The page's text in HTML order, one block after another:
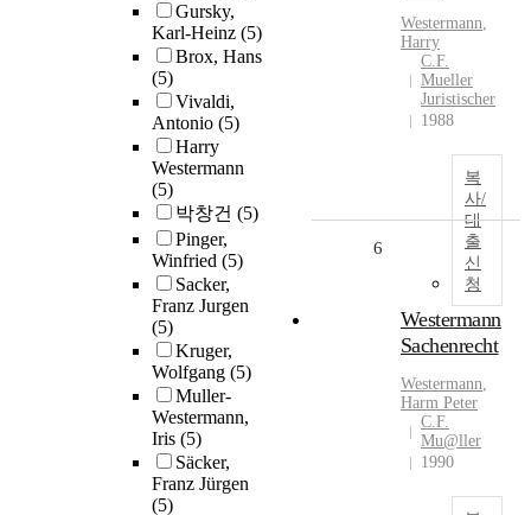
Gursky,
Karl-Heinz (5)
Brox, Hans
(5)
Vivaldi,
Antonio (5)
Harry
Westermann
(5)
박창건 (5)
Pinger,
Winfried (5)
Sacker,
Franz Jurgen
(5)
Kruger,
Wolfgang (5)
Muller-
Westermann,
Iris (5)
Säcker,
Franz Jürgen
(5)
Westermann,
Harry
C.F.
Mueller
Juristischer
1988
복
사/
대
출
신
청
6
Westermann
Sachenrecht
Westermann,
Harm Peter
C.F.
Mu@ller
1990